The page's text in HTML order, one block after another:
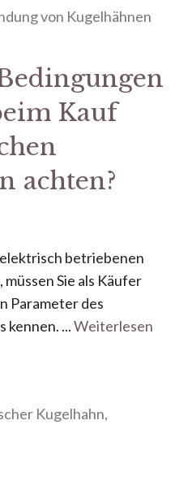
von Kugelhähnen
Kauf
achten?
betriebenen
Sie als Käufer
Parameter des
kennen. ...Weiterlesen
Kugelhahn,